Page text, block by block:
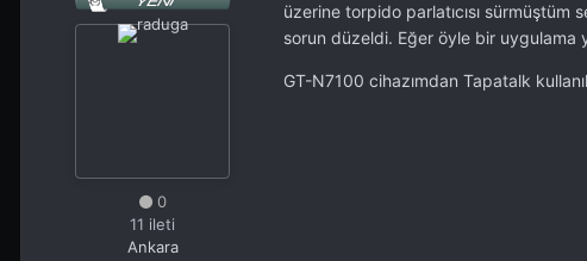
0
11 ileti
Ankara
üzerine torpido parlatıcısı
sorun düzeldi. Eğer öyle bir uygulama
GT-N7100 cihazımdan Tapatalk